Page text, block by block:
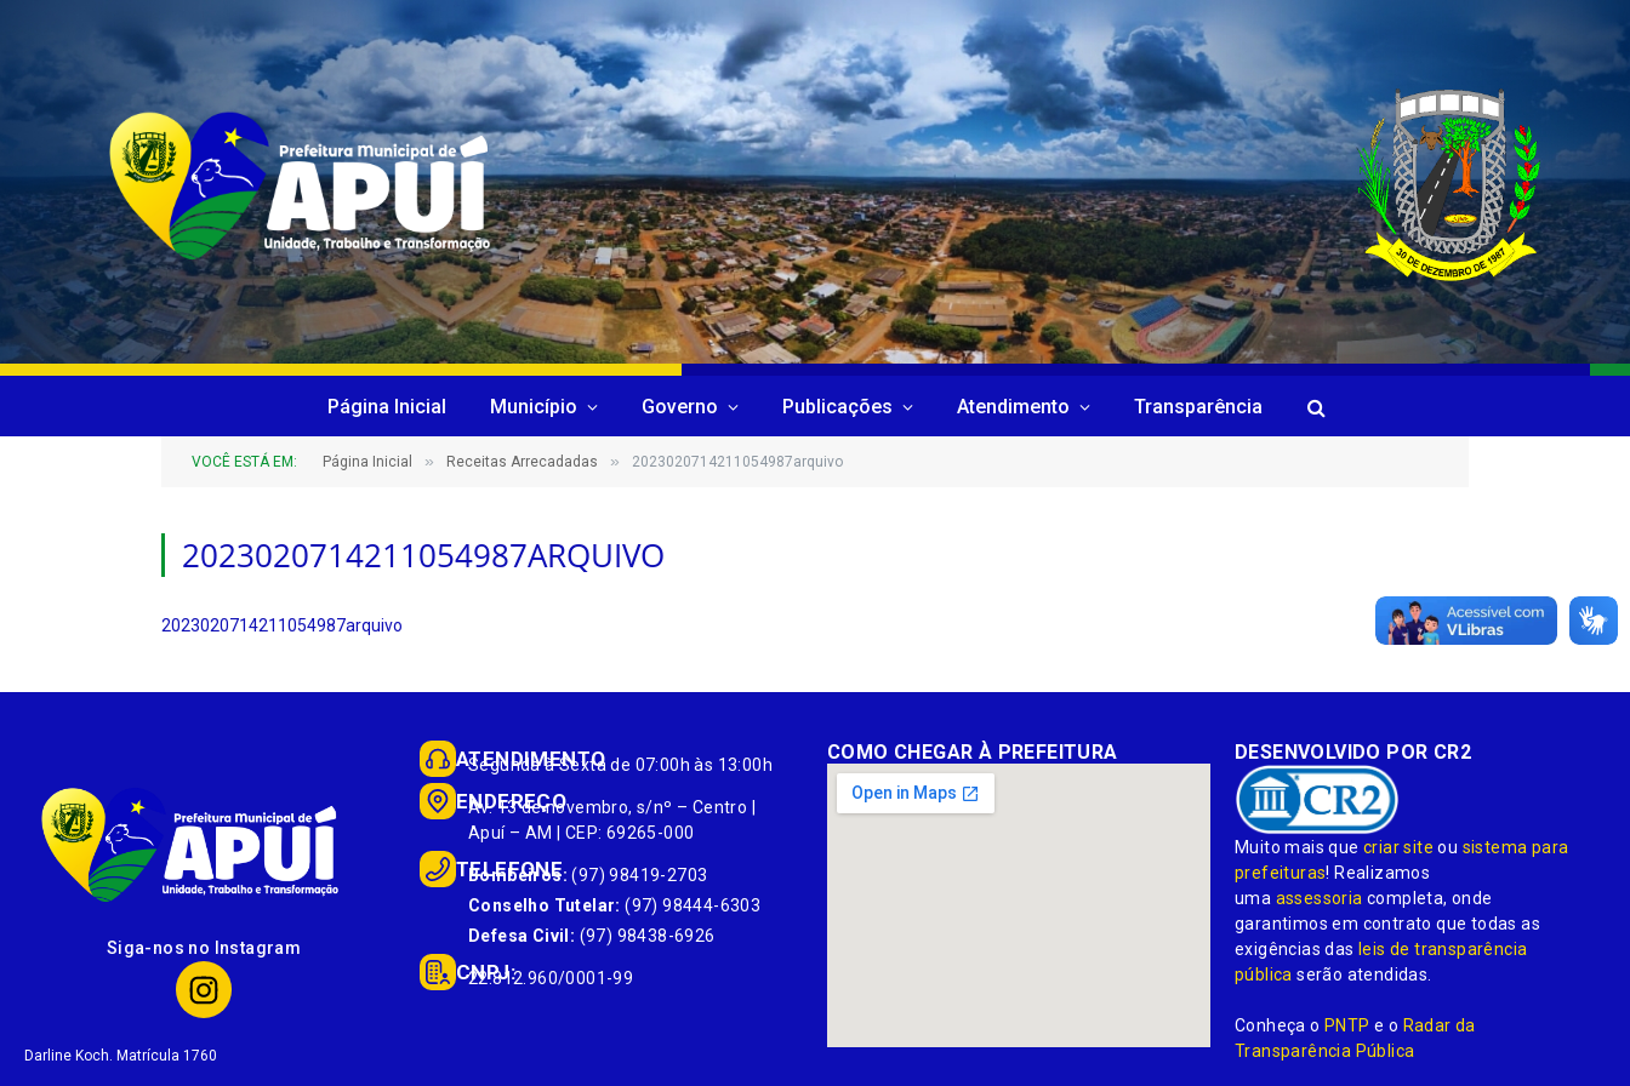
Página Inicial Município Governo Publicações Atendimento Transparência
VOCÊ ESTÁ EM: Página Inicial » Receitas Arrecadadas » 2023020714211054987arquivo
2023020714211054987ARQUIVO
2023020714211054987arquivo
Siga-nos no Instagram
Darline Koch. Matrícula 1760
ATENDIMENTO
Segunda à Sexta de 07:00h às 13:00h
ENDEREÇO
Av. 13 de novembro, s/nº – Centro |
Apuí – AM | CEP: 69265-000
TELEFONE
Bombeiros: (97) 98419-2703
Conselho Tutelar: (97) 98444-6303
Defesa Civil: (97) 98438-6926
CNPJ:
22.812.960/0001-99
COMO CHEGAR À PREFEITURA DESENVOLVIDO POR CR2
Muito mais quecriar site ou sistema para
prefeituras! Realizamos
uma assessoria completa, onde
garantimos em contrato que todas as
exigências dasleis de transparência
pública serão atendidas.
Conheça oPNTP e o Radar da
Transparência Pública